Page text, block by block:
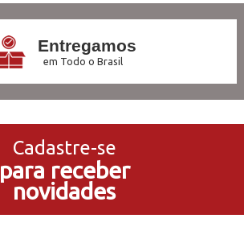
Entregamos
em Todo o Brasil
no Cartão de Crédito
5% de Desconto
no Pagamento PIX
Cadastre-se
para receber
novidades